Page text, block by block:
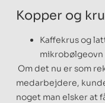
Kopper og
Kaffekrus og
mikrobølgeovn
Om det nu er som
medarbejdere,
noget man elsker at